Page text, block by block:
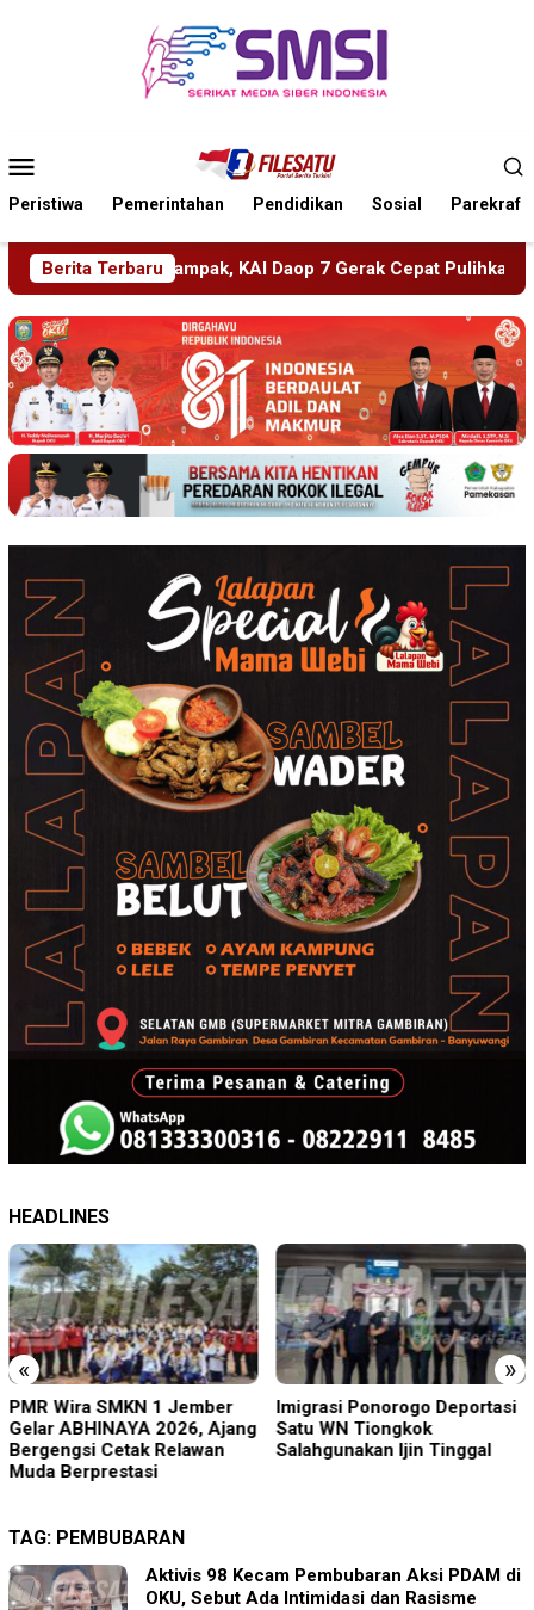
Mobile
Peristiwa Pemerintahan Pendidikan Sosial Parekraf
Berita Terbaru
Daop 7 Gerak Cepat Pulihkan Layanan PMR Wira
HEADLINES
« »
PMR Wira SMKN 1 Jember
Gelar ABHINAYA 2026, Ajang
Bergengsi Cetak Relawan
Muda Berprestasi
Imigrasi Ponorogo Deportasi
Satu WN Tiongkok
Salahgunakan Ijin Tinggal
TAG: PEMBUBARAN
Aktivis 98 Kecam Pembubaran Aksi PDAM di
OKU, Sebut Ada Intimidasi dan Rasisme